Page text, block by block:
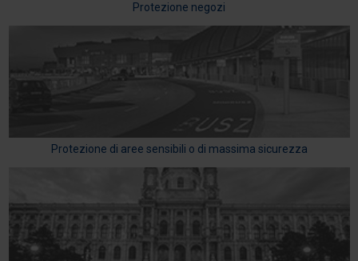
Protezione negozi
Protezione di aree sensibili o di massima sicurezza